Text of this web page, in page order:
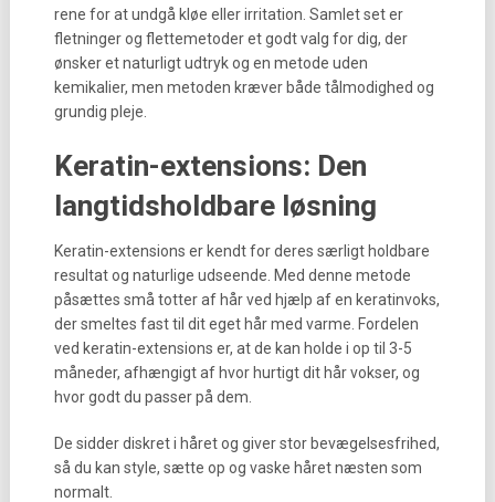
rene for at undgå kløe eller irritation. Samlet set er
fletninger og flettemetoder et godt valg for dig, der
ønsker et naturligt udtryk og en metode uden
kemikalier, men metoden kræver både tålmodighed og
grundig pleje.
Keratin-extensions: Den
langtidsholdbare løsning
Keratin-extensions er kendt for deres særligt holdbare
resultat og naturlige udseende. Med denne metode
påsættes små totter af hår ved hjælp af en keratinvoks,
der smeltes fast til dit eget hår med varme. Fordelen
ved keratin-extensions er, at de kan holde i op til 3-5
måneder, afhængigt af hvor hurtigt dit hår vokser, og
hvor godt du passer på dem.
De sidder diskret i håret og giver stor bevægelsesfrihed,
så du kan style, sætte op og vaske håret næsten som
normalt.